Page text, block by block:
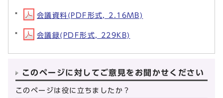
会議資料(PDF形式, 2.16MB)
会議録(PDF形式, 229KB)
このページに対してご意見をお聞かせください
このページは役に立ちましたか？